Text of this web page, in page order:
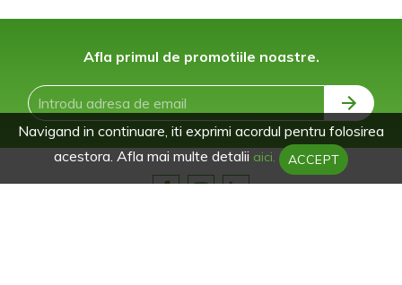
Afla primul de promotiile noastre.
Navigand in continuare, iti exprimi acordul pentru folosirea
acestora. Afla mai multe detalii aici. ACCEPT